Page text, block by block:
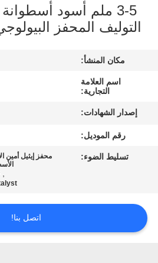
المعمل
جودة
اتصل
أخبار
حالات
خريطة
3-5 ملم أسود
التوليف المحفز
مكان المنشأ:
اسم العلامة
التجارية:
إصدار الشهادات:
رقم الموديل:
تسليط الضوء:
محفز إيثيل أمين
,
اتصل بنا!